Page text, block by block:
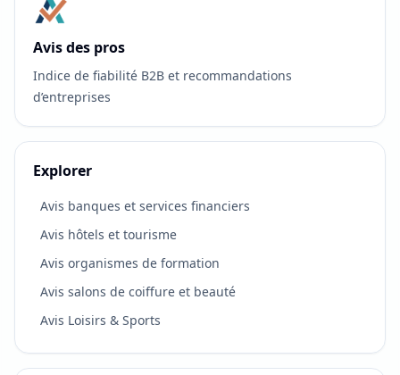
Avis des pros
Indice de fiabilité B2B et recommandations
d’entreprises
Explorer
Avis banques et services financiers
Avis hôtels et tourisme
Avis organismes de formation
Avis salons de coiffure et beauté
Avis Loisirs & Sports